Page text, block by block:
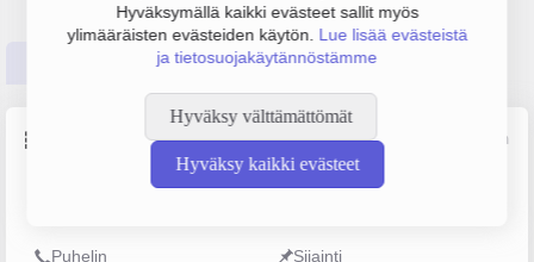
Hyväksymällä kaikki evästeet sallit myös
ylimääräisten evästeiden käytön. Lue lisää evästeistä
ja tietosuojakäytännöstämme
Hyväksy välttämättömät
Hyväksy kaikki evästeet
Tilinpäätösluvut Päättäjätiedot
Perustiedot Lähde: YTJ, PRH, Traficom
Henkilöstömäärä
Puhelin Sijainti